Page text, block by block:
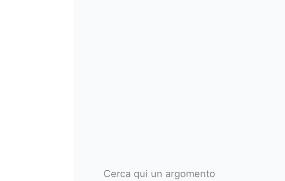
Cerca qui un argomento